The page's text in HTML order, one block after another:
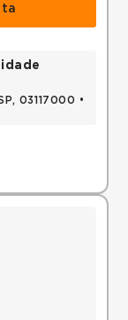
03117000 •